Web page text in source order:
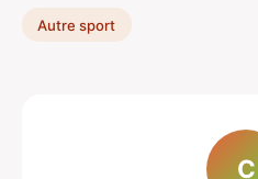
Autre sport
C